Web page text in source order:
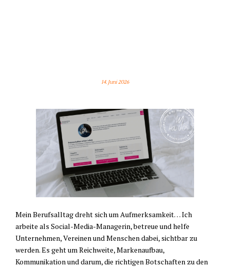
14. Juni 2026
Mein Berufsalltag dreht sich um Aufmerksamkeit… Ich
arbeite als Social-Media-Managerin, betreue und helfe
Unternehmen, Vereinen und Menschen dabei, sichtbar zu
werden. Es geht um Reichweite, Markenaufbau,
Kommunikation und darum, die richtigen Botschaften zu den